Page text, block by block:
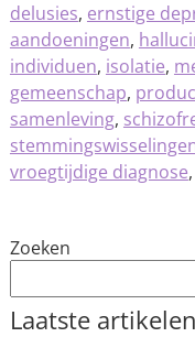
delusies, ernstige
aandoeningen,
individuen, isolatie,
gemeenschap,
samenleving,
vroegtijdige diagnose,
Zoeken
Laatste artikelen